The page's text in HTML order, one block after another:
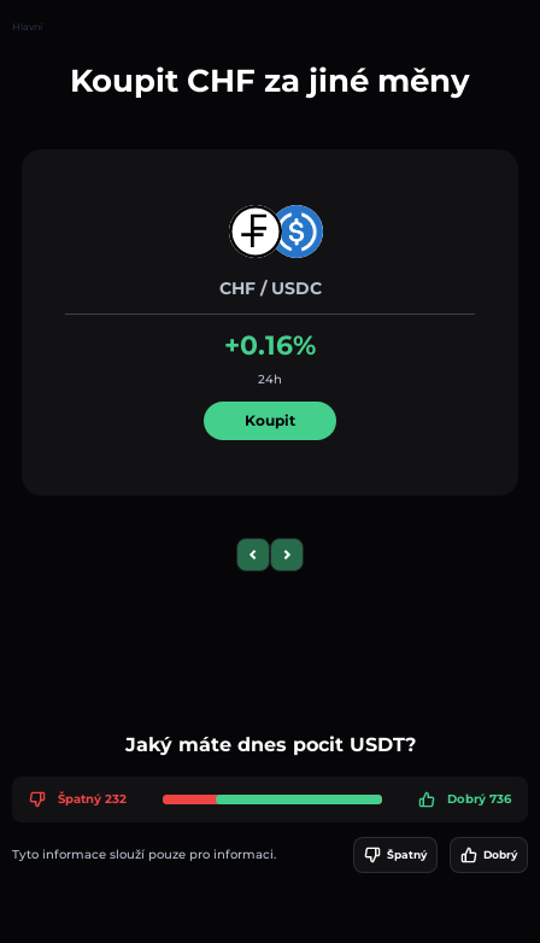
Hlavní
Koupit CHF za jiné měny
CHF / USDC
+0.16%
24h
Koupit
Previous slide
Next slide
Jaký máte dnes pocit USDT?
Špatný 232 Dobrý 736
Tyto informace slouží pouze pro informaci. Špatný Dobrý